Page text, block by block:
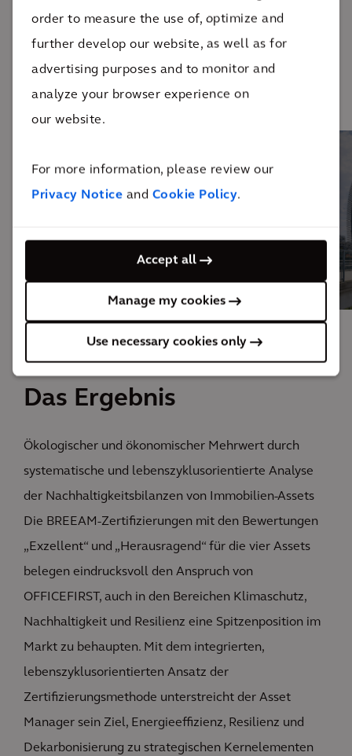
order to measure the use of, optimize and
further develop our website, as well as for
advertising purposes and to monitor and
analyze your browser experience on
our website.
For more information, please review our
Privacy Notice and Cookie Policy.
Accept all
Manage my cookies
Use necessary cookies only
Handlungsempfehlungen
Das Ergebnis
Ökologischer und ökonomischer Mehrwert durch
systematische und lebenszyklusorientierte Analyse
der Nachhaltigkeitsbilanzen von Immobilien-Assets
Die BREEAM-Zertifizierungen mit den Bewertungen
„Exzellent“ und „Herausragend“ für die vier Assets
belegen eindrucksvoll den Anspruch von
OFFICEFIRST, auch in den Bereichen Klimaschutz,
Nachhaltigkeit und Resilienz eine Spitzenposition im
Markt zu behaupten. Mit dem integrierten,
lebenszyklusorientierten Ansatz der
Zertifizierungsmethode unterstreicht der Asset
Manager sein Ziel, Energieeffizienz, Resilienz und
Dekarbonisierung zu strategischen Kernelementen